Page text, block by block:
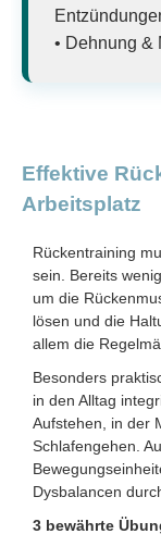
• Dehnung &
Effektive
Arbeitsplatz
Rückentraining
sein. Bereits
um die
lösen und die
allem die
Besonders
in den Alltag
Aufstehen, in der
Schlafengehen.
Dysbalancen
3 bewährte